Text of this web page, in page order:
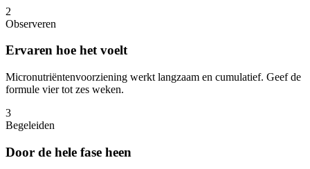
2
Observeren
Ervaren hoe het voelt
Micronutriëntenvoorziening werkt langzaam en cumulatief. Geef de
formule vier tot zes weken.
3
Begeleiden
Door de hele fase heen